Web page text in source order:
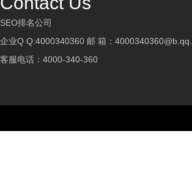
SEO排名公司
企业Q Q:4000340360 邮 箱：
客服电话：4000-340-360